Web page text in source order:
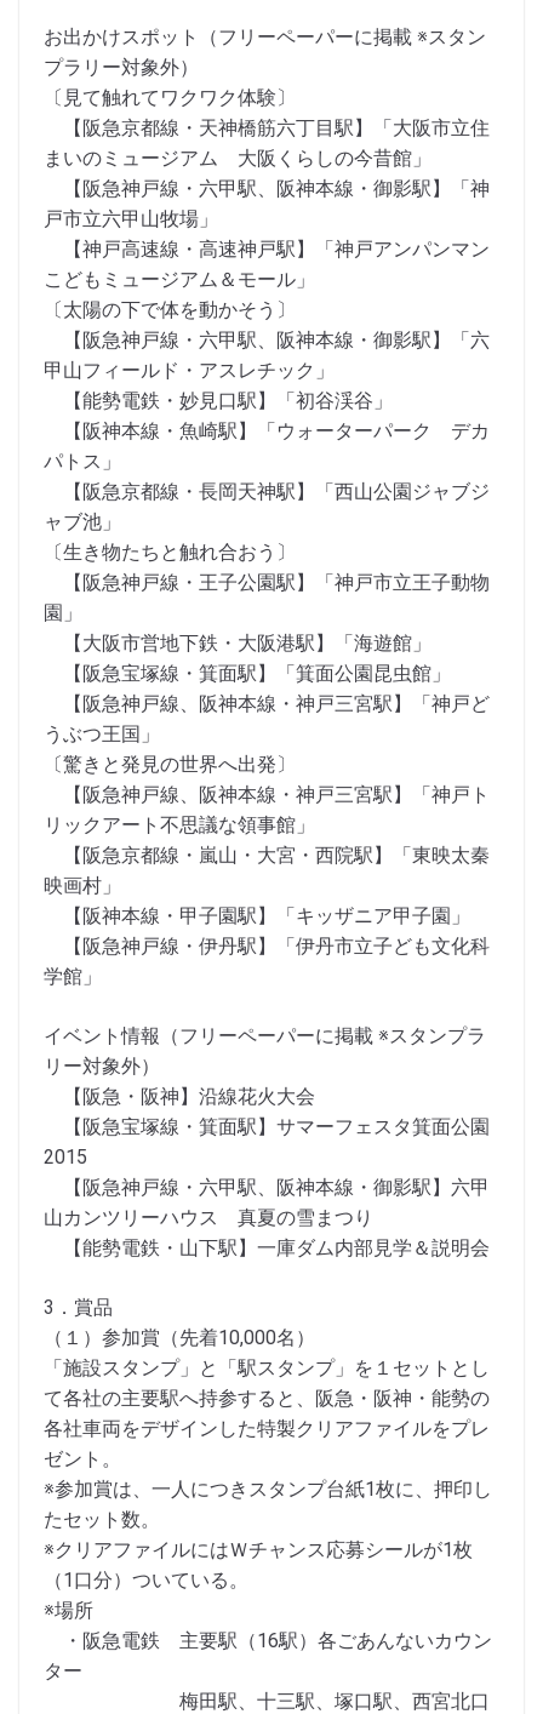
お出かけスポット（フリーペーパーに掲載 ※スタン
プラリー対象外）
〔見て触れてワクワク体験〕
【阪急京都線・天神橋筋六丁目駅】「大阪市立住
まいのミュージアム 大阪くらしの今昔館」
【阪急神戸線・六甲駅、阪神本線・御影駅】「神
戸市立六甲山牧場」
【神戸高速線・高速神戸駅】「神戸アンパンマン
こどもミュージアム＆モール」
〔太陽の下で体を動かそう〕
【阪急神戸線・六甲駅、阪神本線・御影駅】「六
甲山フィールド・アスレチック」
【能勢電鉄・妙見口駅】「初谷渓谷」
【阪神本線・魚崎駅】「ウォーターパーク デカ
パトス」
【阪急京都線・長岡天神駅】「西山公園ジャブジ
ャブ池」
〔生き物たちと触れ合おう〕
【阪急神戸線・王子公園駅】「神戸市立王子動物
園」
【大阪市営地下鉄・大阪港駅】「海遊館」
【阪急宝塚線・箕面駅】「箕面公園昆虫館」
【阪急神戸線、阪神本線・神戸三宮駅】「神戸ど
うぶつ王国」
〔驚きと発見の世界へ出発〕
【阪急神戸線、阪神本線・神戸三宮駅】「神戸ト
リックアート不思議な領事館」
【阪急京都線・嵐山・大宮・西院駅】「東映太秦
映画村」
【阪神本線・甲子園駅】「キッザニア甲子園」
【阪急神戸線・伊丹駅】「伊丹市立子ども文化科
学館」
イベント情報（フリーペーパーに掲載 ※スタンプラ
リー対象外）
【阪急・阪神】沿線花火大会
【阪急宝塚線・箕面駅】サマーフェスタ箕面公園
2015
【阪急神戸線・六甲駅、阪神本線・御影駅】六甲
山カンツリーハウス 真夏の雪まつり
【能勢電鉄・山下駅】一庫ダム内部見学＆説明会
3．賞品
（１）参加賞（先着10,000名）
「施設スタンプ」と「駅スタンプ」を１セットとし
て各社の主要駅へ持参すると、阪急・阪神・能勢の
各社車両をデザインした特製クリアファイルをプレ
ゼント。
※参加賞は、一人につきスタンプ台紙1枚に、押印し
たセット数。
※クリアファイルにはＷチャンス応募シールが1枚
（1口分）ついている。
※場所
・阪急電鉄 主要駅（16駅）各ごあんないカウン
ター
梅田駅、十三駅、塚口駅、西宮北口